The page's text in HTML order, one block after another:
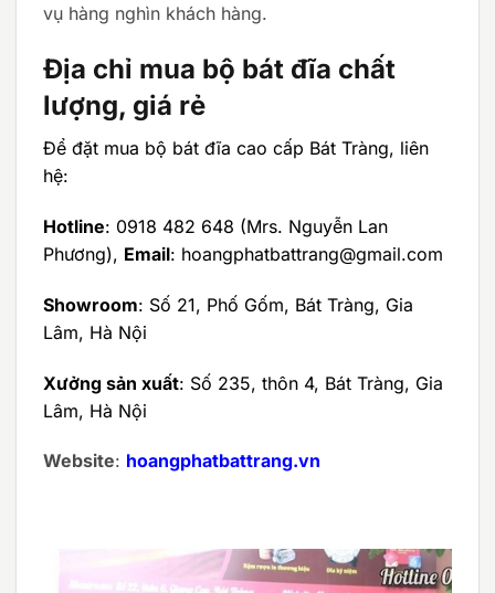
vụ hàng nghìn khách hàng.
Địa chỉ mua bộ bát đĩa chất
lượng, giá rẻ
Để đặt mua bộ bát đĩa cao cấp Bát Tràng, liên
hệ:
Hotline: 0918 482 648 (Mrs. Nguyễn Lan
Phương), Email: hoangphatbattrang@gmail.com
Showroom: Số 21, Phố Gốm, Bát Tràng, Gia
Lâm, Hà Nội
Xưởng sản xuất: Số 235, thôn 4, Bát Tràng, Gia
Lâm, Hà Nội
Website: hoangphatbattrang.vn